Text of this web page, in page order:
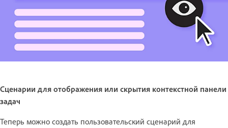
Сценарии для отображения или скрытия контекстной панели
задач
Теперь можно создать пользовательский сценарий для